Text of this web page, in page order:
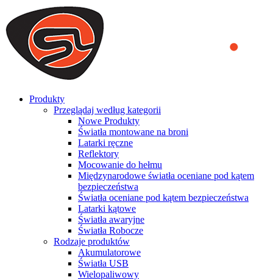
We use cookies to ensure that we provide you the best experience
on our website. By continuing to browse this website, you accept
that cookies are used to help us analyze how the website is used and
to offer you a better experience. To learn more or to find out how
you can disable cookies, you can access our
Produkty
Przeglądaj według kategorii
Nowe Produkty
Światła montowane na broni
Latarki ręczne
Reflektory
Mocowanie do hełmu
Międzynarodowe światła oceniane pod kątem
bezpieczeństwa
Światła oceniane pod kątem bezpieczeństwa
Latarki kątowe
Światła awaryjne
Światła Robocze
Rodzaje produktów
Akumulatorowe
Światła USB
Wielopaliwowy